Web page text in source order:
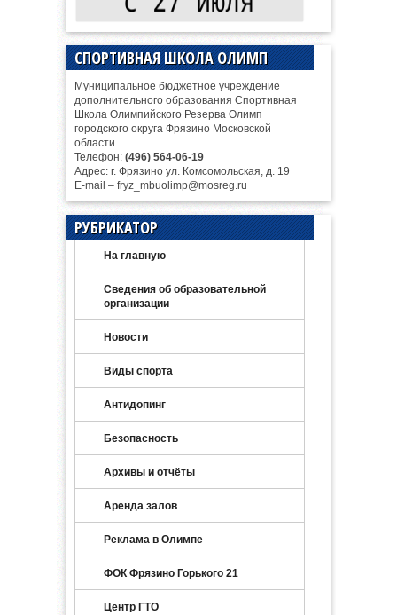
СПОРТИВНАЯ ШКОЛА ОЛИМП
Муниципальное бюджетное учреждение
дополнительного образования Спортивная
Школа Олимпийского Резерва Олимп
городского округа Фрязино Московской
области
Телефон: (496) 564-06-19
Адрес: г. Фрязино ул. Комсомольская, д. 19
E-mail – fryz_mbuolimp@mosreg.ru
РУБРИКАТОР
На главную
Сведения об образовательной
организации
Новости
Виды спорта
Антидопинг
Безопасность
Архивы и отчёты
Аренда залов
Реклама в Олимпе
ФОК Фрязино Горького 21
Центр ГТО